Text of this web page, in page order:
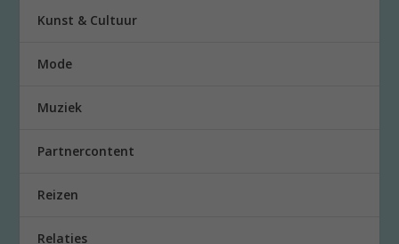
Kunst & Cultuur
Mode
Muziek
Partnercontent
Reizen
Relaties